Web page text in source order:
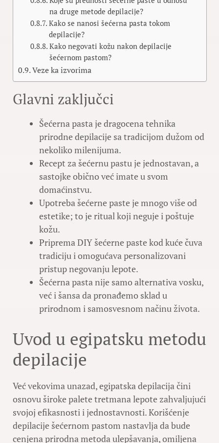
na druge metode depilacije?
Kako se nanosi šećerna pasta tokom
depilacije?
Kako negovati kožu nakon depilacije
šećernom pastom?
Veze ka izvorima
Glavni zaključci
Šećerna pasta je dragocena tehnika
prirodne depilacije sa tradicijom dužom od
nekoliko milenijuma.
Recept za šećernu pastu je jednostavan, a
sastojke obično već imate u svom
domaćinstvu.
Upotreba šećerne paste je mnogo više od
estetike; to je ritual koji neguje i poštuje
kožu.
Priprema DIY šećerne paste kod kuće čuva
tradiciju i omogućava personalizovani
pristup negovanju lepote.
Šećerna pasta nije samo alternativa vosku,
već i šansa da pronađemo sklad u
prirodnom i samosvesnom načinu života.
Uvod u egipatsku metodu
depilacije
Već vekovima unazad, egipatska depilacija čini
osnovu široke palete tretmana lepote zahvaljujući
svojoj efikasnosti i jednostavnosti. Korišćenje
depilacije šećernom pastom nastavlja da bude
cenjena prirodna metoda ulepšavanja, omiljena